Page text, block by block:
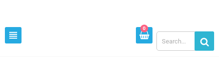
view_headline
0